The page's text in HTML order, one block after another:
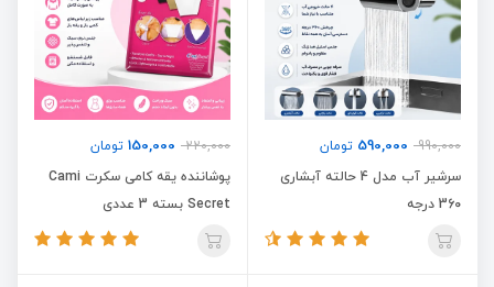
990,000
590,000 تومان
سرشیر آب مدل 4 حالته آبشاری
360 درجه
220,000
150,000 تومان
پوشاننده یقه کامی سکرت Cami
Secret بسته 3 عددی